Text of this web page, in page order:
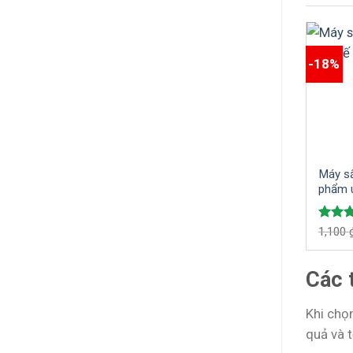
-18%
Máy
phẩm
sấy
các
Rated
1,100
Các
Khi
quả và